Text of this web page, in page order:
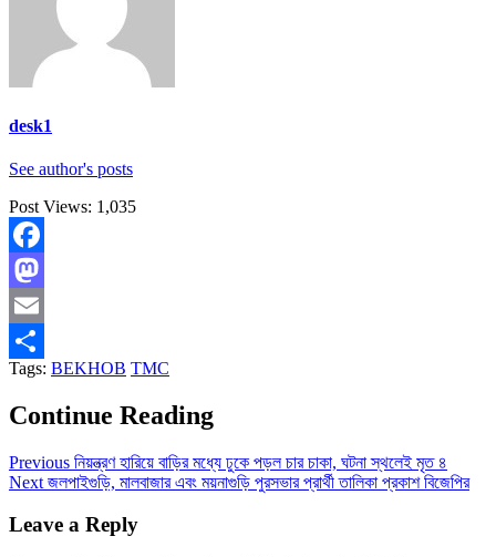
desk1
See author's posts
Post Views: 1,035
Facebook
Mastodon
Email
Share
Tags: BEKHOB TMC
Continue Reading
Previous নিয়ন্ত্রণ হারিয়ে বাড়ির মধ্যে ঢুকে পড়ল চার চাকা, ঘটনা স্থলেই মৃত ৪
Next জলপাইগুড়ি, মালবাজার এবং ময়নাগুড়ি পুরসভার প্রার্থী তালিকা প্রকাশ বিজেপির
Leave a Reply